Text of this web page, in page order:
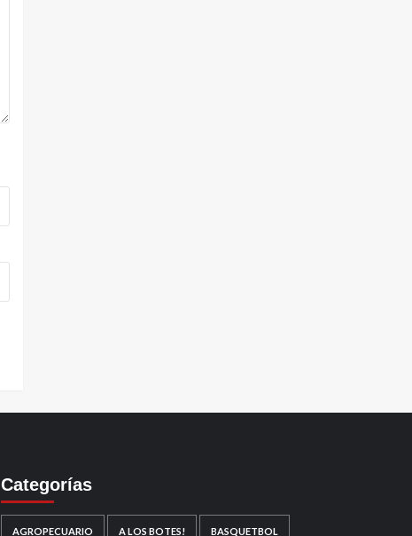
Categorías
AGROPECUARIO A LOS BOTES! BASQUETBOL